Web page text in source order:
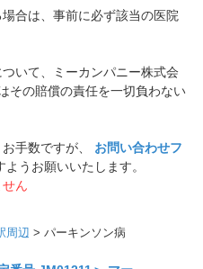
合は、事前に必ず該当の医院
いて、ミーカンパニー株式会
その賠償の責任を一切負わない
手数ですが、 お問い合わせフ
うお願いいたします。
ん
周辺 > パーキンソン病